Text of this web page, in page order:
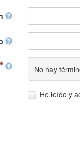
No hay
He leído y